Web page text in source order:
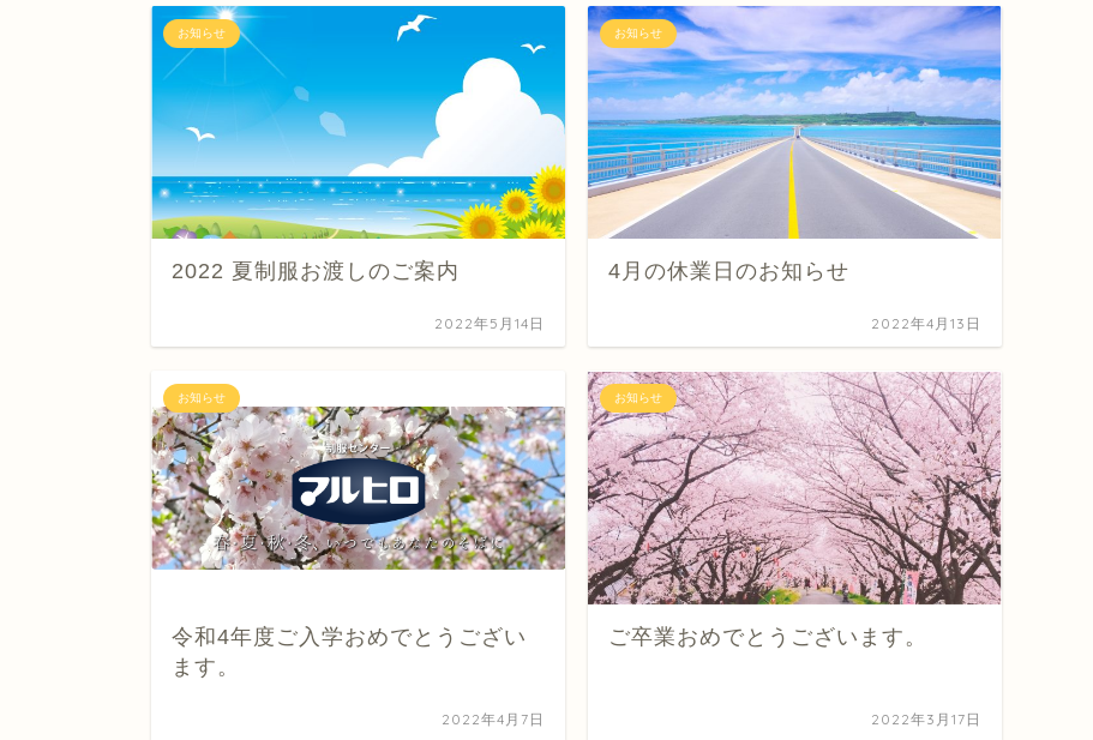
お知らせ
2022 夏制服お渡しのご案内
2022年5月14日
お知らせ
4月の休業日のお知らせ
2022年4月13日
お知らせ
令和4年度ご入学おめでとうござい
ます。
2022年4月7日
お知らせ
ご卒業おめでとうございます。
2022年3月17日